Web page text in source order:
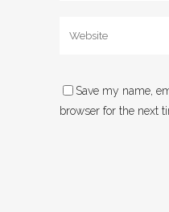
Save my name,
browser for the next